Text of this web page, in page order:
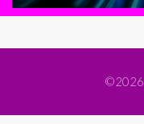
©2026